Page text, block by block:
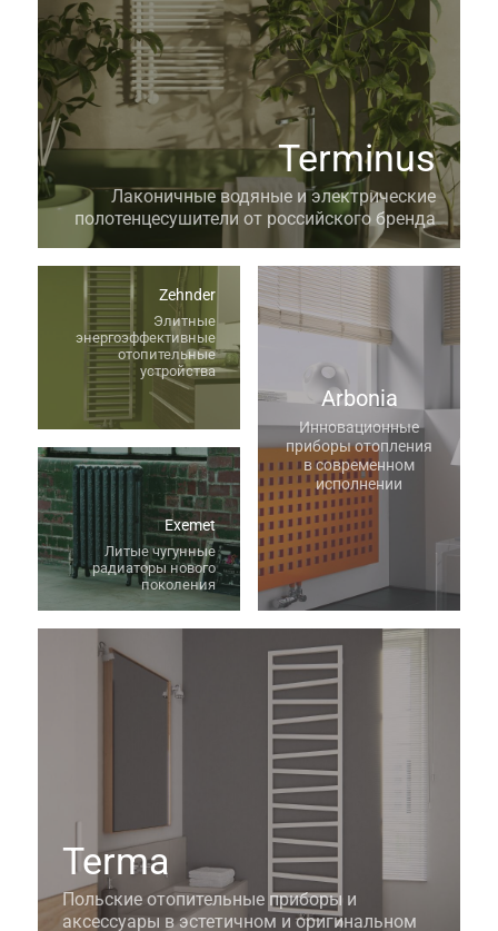
Terminus
Лаконичные водяные и электрические
полотенцесушители от российского бренда
Zehnder
Элитные
энергоэффективные
отопительные
устройства
Arbonia
Инновационные
приборы отопления
в современном
исполнении
Terma
Польские отопительные приборы и
аксессуары в эстетичном и оригинальном
Exemet
Литые чугунные
радиаторы нового
поколения